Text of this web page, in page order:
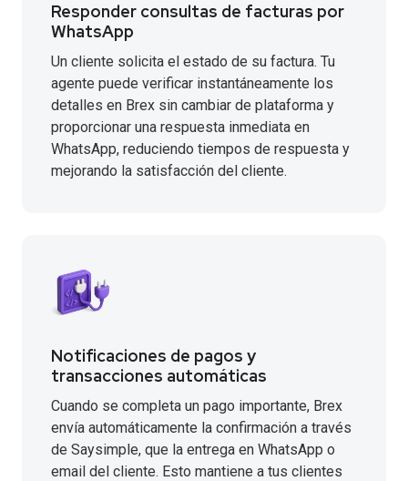
Responder consultas de facturas por
WhatsApp
Un cliente solicita el estado de su factura. Tu
agente puede verificar instantáneamente los
detalles en Brex sin cambiar de plataforma y
proporcionar una respuesta inmediata en
WhatsApp, reduciendo tiempos de respuesta y
mejorando la satisfacción del cliente.
Notificaciones de pagos y
transacciones automáticas
Cuando se completa un pago importante, Brex
envía automáticamente la confirmación a través
de Saysimple, que la entrega en WhatsApp o
email del cliente. Esto mantiene a tus clientes